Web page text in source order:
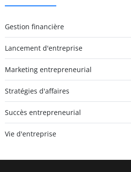
Gestion financière
Lancement d'entreprise
Marketing entrepreneurial
Stratégies d'affaires
Succès entrepreneurial
Vie d'entreprise